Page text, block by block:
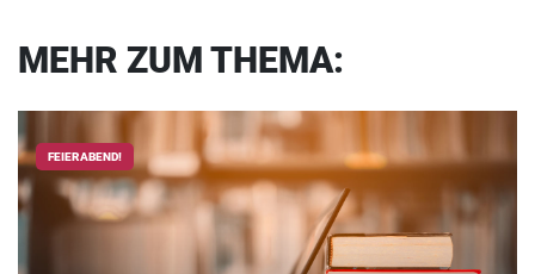
MEHR ZUM THEMA:
FEIERABEND!